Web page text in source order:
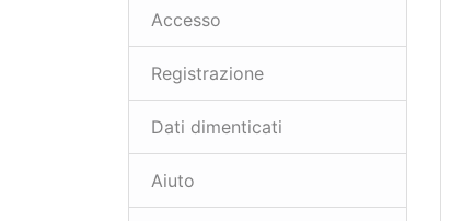
Accesso
Registrazione
Dati dimenticati
Aiuto